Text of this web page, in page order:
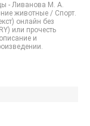
- Ливанова М. А.
животные / Спорт.
онлайн без
или прочесть
и